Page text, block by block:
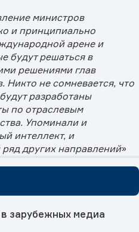
министров
и принципиально
арене и
будут решаться в
решениями глав
Никто не сомневается, что
разработаны
по отраслевым
Упоминали и
интеллект, и
других направлений»
в зарубежных медиа